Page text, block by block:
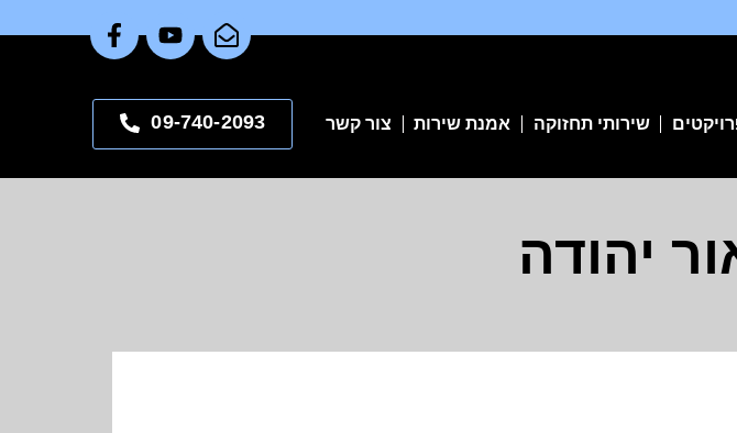
שירותי תחזוקה אמנת שירות צור קשר 09-740-2093
יהודה